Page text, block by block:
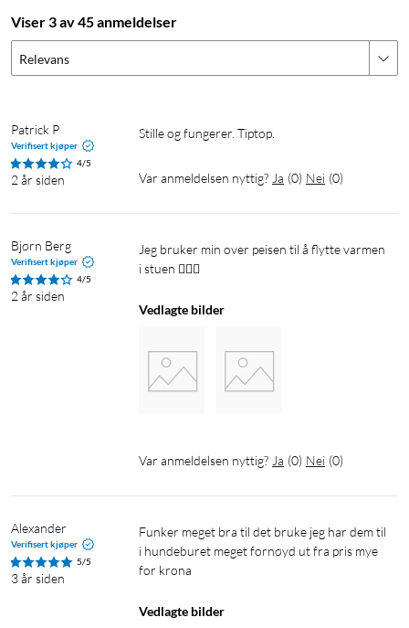
Viser 3 av 45 anmeldelser
Relevans
Patrick P
Verifisert kjøper
4/5
2 år siden
Stille og fungerer. Tiptop.
Var anmeldelsen nyttig? Ja (0) Nei (0)
Bjørn Berg
Verifisert kjøper
4/5
2 år siden
Jeg bruker min over peisen til å flytte varmen
i stuen 👍🏼😜
Vedlagte bilder
Var anmeldelsen nyttig? Ja (0) Nei (0)
Alexander
Verifisert kjøper
5/5
3 år siden
Funker meget bra til det bruke jeg har dem til
i hundeburet meget fornøyd ut fra pris mye
for krona
Vedlagte bilder